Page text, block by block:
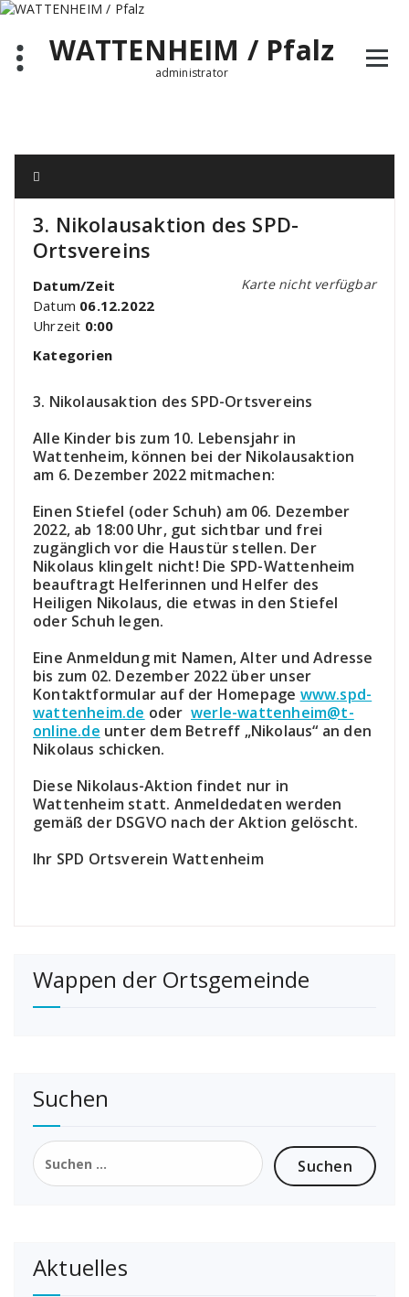
Zum
springenWATTENHEIM / Pfalz
administrator
3. Nikolausaktion des SPD-
Ortsvereins
Karte nicht verfügbar
Datum/Zeit
Datum 06.12.2022
Uhrzeit 0:00
Kategorien
3. Nikolausaktion des SPD-Ortsvereins
Alle Kinder bis zum 10. Lebensjahr in
Wattenheim, können bei der Nikolausaktion
am 6. Dezember 2022 mitmachen:
Einen Stiefel (oder Schuh) am 06. Dezember
2022, ab 18:00 Uhr, gut sichtbar und frei
zugänglich vor die Haustür stellen. Der
Nikolaus klingelt nicht! Die SPD-Wattenheim
beauftragt Helferinnen und Helfer des
Heiligen Nikolaus, die etwas in den Stiefel
oder Schuh legen.
Eine Anmeldung mit Namen, Alter und Adresse
bis zum 02. Dezember 2022 über unser
Kontaktformular auf der Homepage www.spd-
wattenheim.de oderwerle-wattenheim@t-
online.de unter dem Betreff „Nikolaus“ an den
Nikolaus schicken.
Diese Nikolaus-Aktion findet nur in
Wattenheim statt. Anmeldedaten werden
gemäß der DSGVO nach der Aktion gelöscht.
Ihr SPD Ortsverein Wattenheim
Wappen der Ortsgemeinde
Suchen
Suchen
nach:
Aktuelles